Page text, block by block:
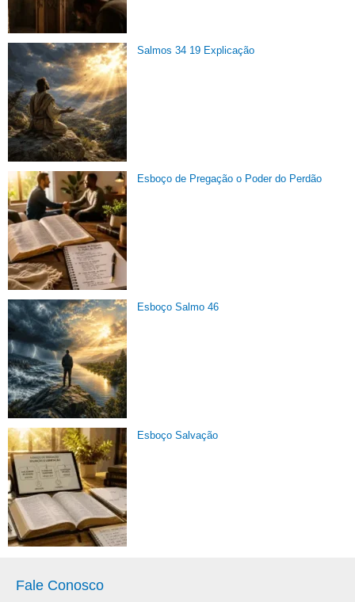
Salmos 34 19 Explicação
Esboço de Pregação o Poder do Perdão
Esboço Salmo 46
Esboço Salvação
Fale Conosco